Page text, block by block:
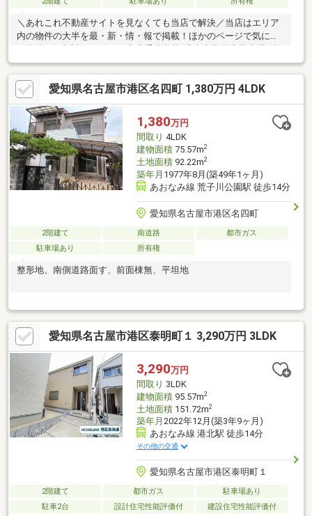
＼あれこれ不動産サイトを見なくても当店で解決／当店はエリア
内の物件の大半を最・新・情・報で掲載！ほかのページで気にな
可能◆あおなみ線「稲永」駅徒歩13分◆あおなみ線「荒子川公
園」駅徒歩13分※写真をクリックすると、詳細をご覧いただけま
す。＝＝＝＝＝＝＝＝＝＝＝＝＝＝＝＝＝＝＝＝＝＝＝＝＝※本
物件は売主様居住中のため、ご見学日につきましてご希望に添え
ない場合がございます。＝＝＝＝＝＝＝＝＝＝＝＝＝＝＝＝＝＝
＝＝＝＝＝＝＝
愛知県名古屋市港区名四町 1,380万円 4LDK
1,380万円
間取り 4LDK
建物面積75.57m2
土地面積92.22m2
築年月 1977年8月(築49年1ヶ月)
あおなみ線 荒子川公園駅 徒歩14分
愛知県名古屋市港区名四町
2階建て 南道路
都市ガス
駐車場あり
所有権
整形地、南側道路面す、前面棟無、平坦地
愛知県名古屋市港区泰明町１ 3,290万円 3LDK
3,290万円
間取り 3LDK
建物面積95.57m2
土地面積151.72m2
築年月 2022年12月(築3年9ヶ月)
あおなみ線 港北駅 徒歩14分
その他の交通
愛知県名古屋市港区泰明町１
2階建て 都市ガス
駐車場あり
駐車2台
設計住宅性能評価付 建設住宅性能評価付